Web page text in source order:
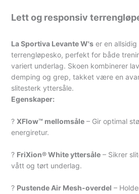
Lett og responsiv
La Sportiva Levante W's er en
terrengløpesko, perfekt for både
variert underlag. Skoen kombinerer
demping og grep, takket være en
slitesterk yttersåle.
Egenskaper:
? XFlow™ mellomsåle – Gir optimal
energiretur.
? FriXion® White yttersåle – Sikrer
vått og tørt underlag.
? Pustende Air Mesh-overdel –